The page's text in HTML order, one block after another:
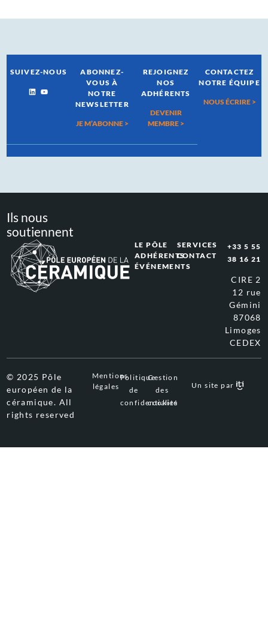
SUIVEZ-NOUS
ABONNEZ-
VOUS À
NOTRE
NEWSLETTER
JE M’ABONNE >
REJOIGNEZ
NOS
ADHÉRENTS
DEVENIR
MEMBRE >
CONTACTEZ
NOTRE ÉQUIPE
NOUS ÉCRIRE >
Ils nous
soutiennent
LE PÔLE
ADHÉRENTS
ÉVÉNEMENTS
SERVICES
CONTACT
+33 5 55
38 16 21
CIRE 2
12 rue
Gémini
87068
Limoges
CEDEX
© 2025 Pôle
européen de la
céramique. All
rights reserved
Mentions
légales
Politique
de
confidentialité
Gestion
des
cookies
Un site par